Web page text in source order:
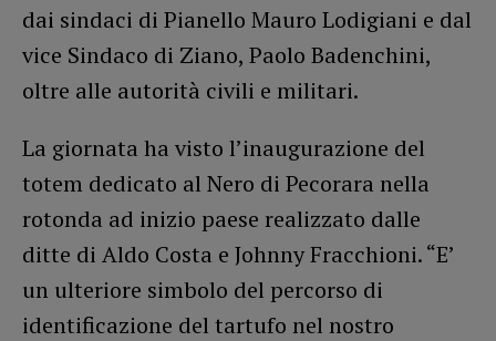
dai sindaci di Pianello Mauro Lodigiani e dal
vice Sindaco di Ziano, Paolo Badenchini,
oltre alle autorità civili e militari.
La giornata ha visto l’inaugurazione del
totem dedicato al Nero di Pecorara nella
rotonda ad inizio paese realizzato dalle
ditte di Aldo Costa e Johnny Fracchioni. “E’
un ulteriore simbolo del percorso di
identificazione del tartufo nel nostro